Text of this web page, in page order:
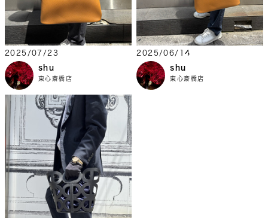
2025/07/23
shu
東心斎橋店
2025/06/14
shu
東心斎橋店